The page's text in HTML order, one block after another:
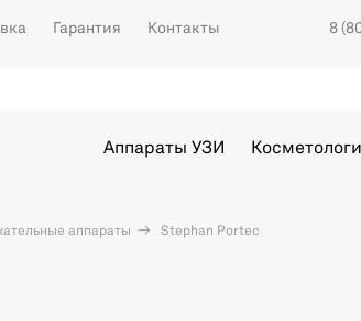
Гарантия Контакты 8
Аппараты УЗИ
аппараты Stephan Portec